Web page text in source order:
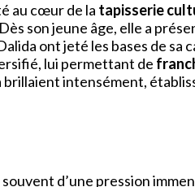
au cœur de la tapisserie
son jeune âge, elle a
ont jeté les bases de sa
lui permettant de
intensément,
d’une pression